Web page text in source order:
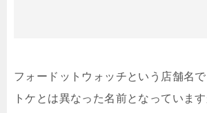
フォードットウォッチという店舗名
トケとは異なった名前となっていま